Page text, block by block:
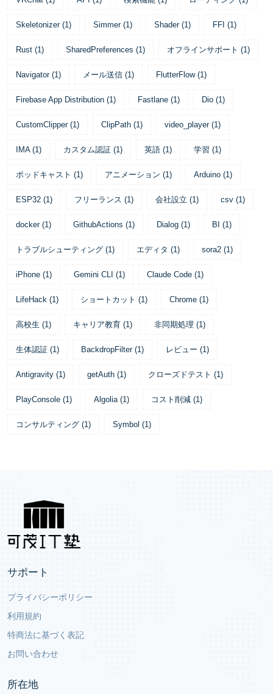
Skeletonizer (1) Simmer (1) Shader (1) FFI (1)
Rust (1) SharedPreferences (1) オフラインサポート (1)
Navigator (1) メール送信 (1) FlutterFlow (1)
Firebase App Distribution (1) Fastlane (1) Dio (1)
CustomClipper (1) ClipPath (1) video_player (1)
IMA (1) カスタム認証 (1) 英語 (1) 学習 (1)
ポッドキャスト (1) アニメーション (1) Arduino (1)
ESP32 (1) フリーランス (1) 会社設立 (1) csv (1)
docker (1) GithubActions (1) Dialog (1) BI (1)
トラブルシューティング (1) エディタ (1) sora2 (1)
iPhone (1) Gemini CLI (1) Claude Code (1)
LifeHack (1) ショートカット (1) Chrome (1)
高校生 (1) キャリア教育 (1) 非同期処理 (1)
生体認証 (1) BackdropFilter (1) レビュー (1)
Antigravity (1) getAuth (1) クローズドテスト (1)
PlayConsole (1) Algolia (1) コスト削減 (1)
コンサルティング (1) Symbol (1)
サポート
プライバシーポリシー
利用規約
特商法に基づく表記
お問い合わせ
所在地